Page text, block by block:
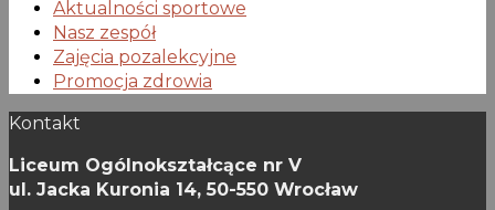
Aktualności sportowe
Nasz zespół
Zajęcia pozalekcyjne
Promocja zdrowia
Kontakt
Liceum Ogólnokształcące nr V
ul. Jacka Kuronia 14, 50-550 Wrocław